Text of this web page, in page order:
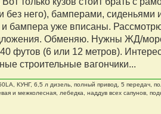
без него), бамперами, сиденьями
и бампера уже вписаны.
Обменяю. Нужны ЖД/
футов (6 или 12 метров).
строительные вагончики...
КУНГ, 6,5 л дизель, полный привод, 5 передач,
и межколесная, лебедка, наддув всех сапунов,